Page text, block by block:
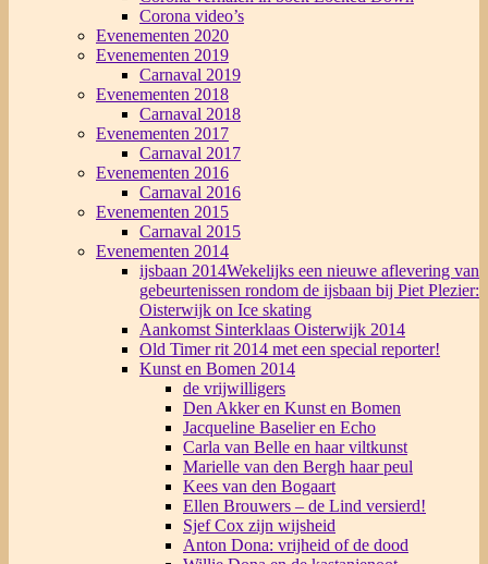
Corona video’s
Evenementen 2020
Evenementen 2019
Carnaval 2019
Evenementen 2018
Carnaval 2018
Evenementen 2017
Carnaval 2017
Evenementen 2016
Carnaval 2016
Evenementen 2015
Carnaval 2015
Evenementen 2014
ijsbaan 2014Wekelijks een nieuwe aflevering van
gebeurtenissen rondom de ijsbaan bij Piet Plezier:
Oisterwijk on Ice skating
Aankomst Sinterklaas Oisterwijk 2014
Old Timer rit 2014 met een special reporter!
Kunst en Bomen 2014
de vrijwilligers
Den Akker en Kunst en Bomen
Jacqueline Baselier en Echo
Carla van Belle en haar viltkunst
Marielle van den Bergh haar peul
Kees van den Bogaart
Ellen Brouwers – de Lind versierd!
Sjef Cox zijn wijsheid
Anton Dona: vrijheid of de dood